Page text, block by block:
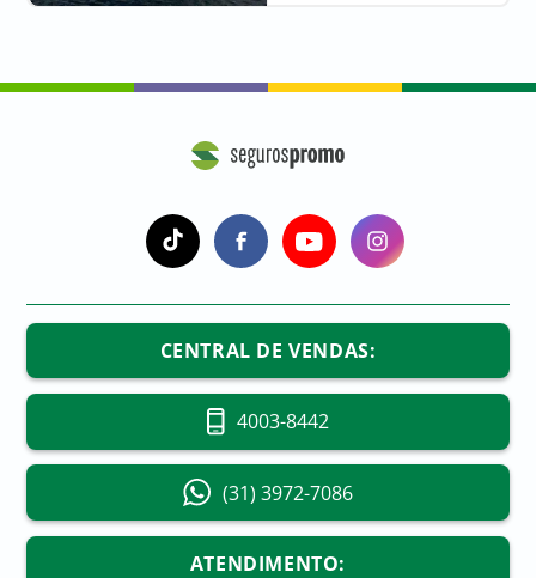
CENTRAL DE VENDAS:
4003-8442
(31) 3972-7086
ATENDIMENTO: